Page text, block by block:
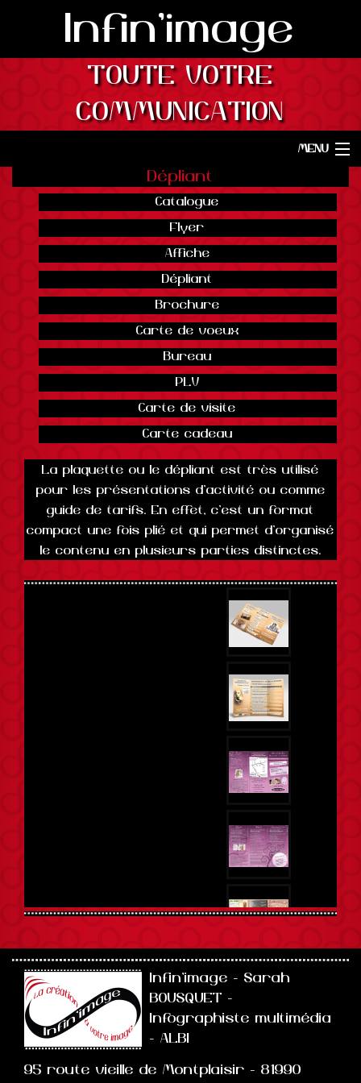
Infin'image
TOUTE VOTRE
COMMUNICATION
MENU
Accueil
Impression
Internet
Références
Contact
Studio
Dépliant
Catalogue
Flyer
Affiche
Dépliant
Brochure
Carte de voeux
Bureau
PLV
Carte de visite
Carte cadeau
La plaquette ou le dépliant est très utilisé
pour les présentations d'activité ou comme
guide de tarifs. En effet, c'est un format
compact une fois plié et qui permet d'organisé
le contenu en plusieurs parties distinctes.
Infin'image - Sarah
BOUSQUET -
Infographiste multimédia
- ALBI
95 route vieille de Montplaisir - 81990